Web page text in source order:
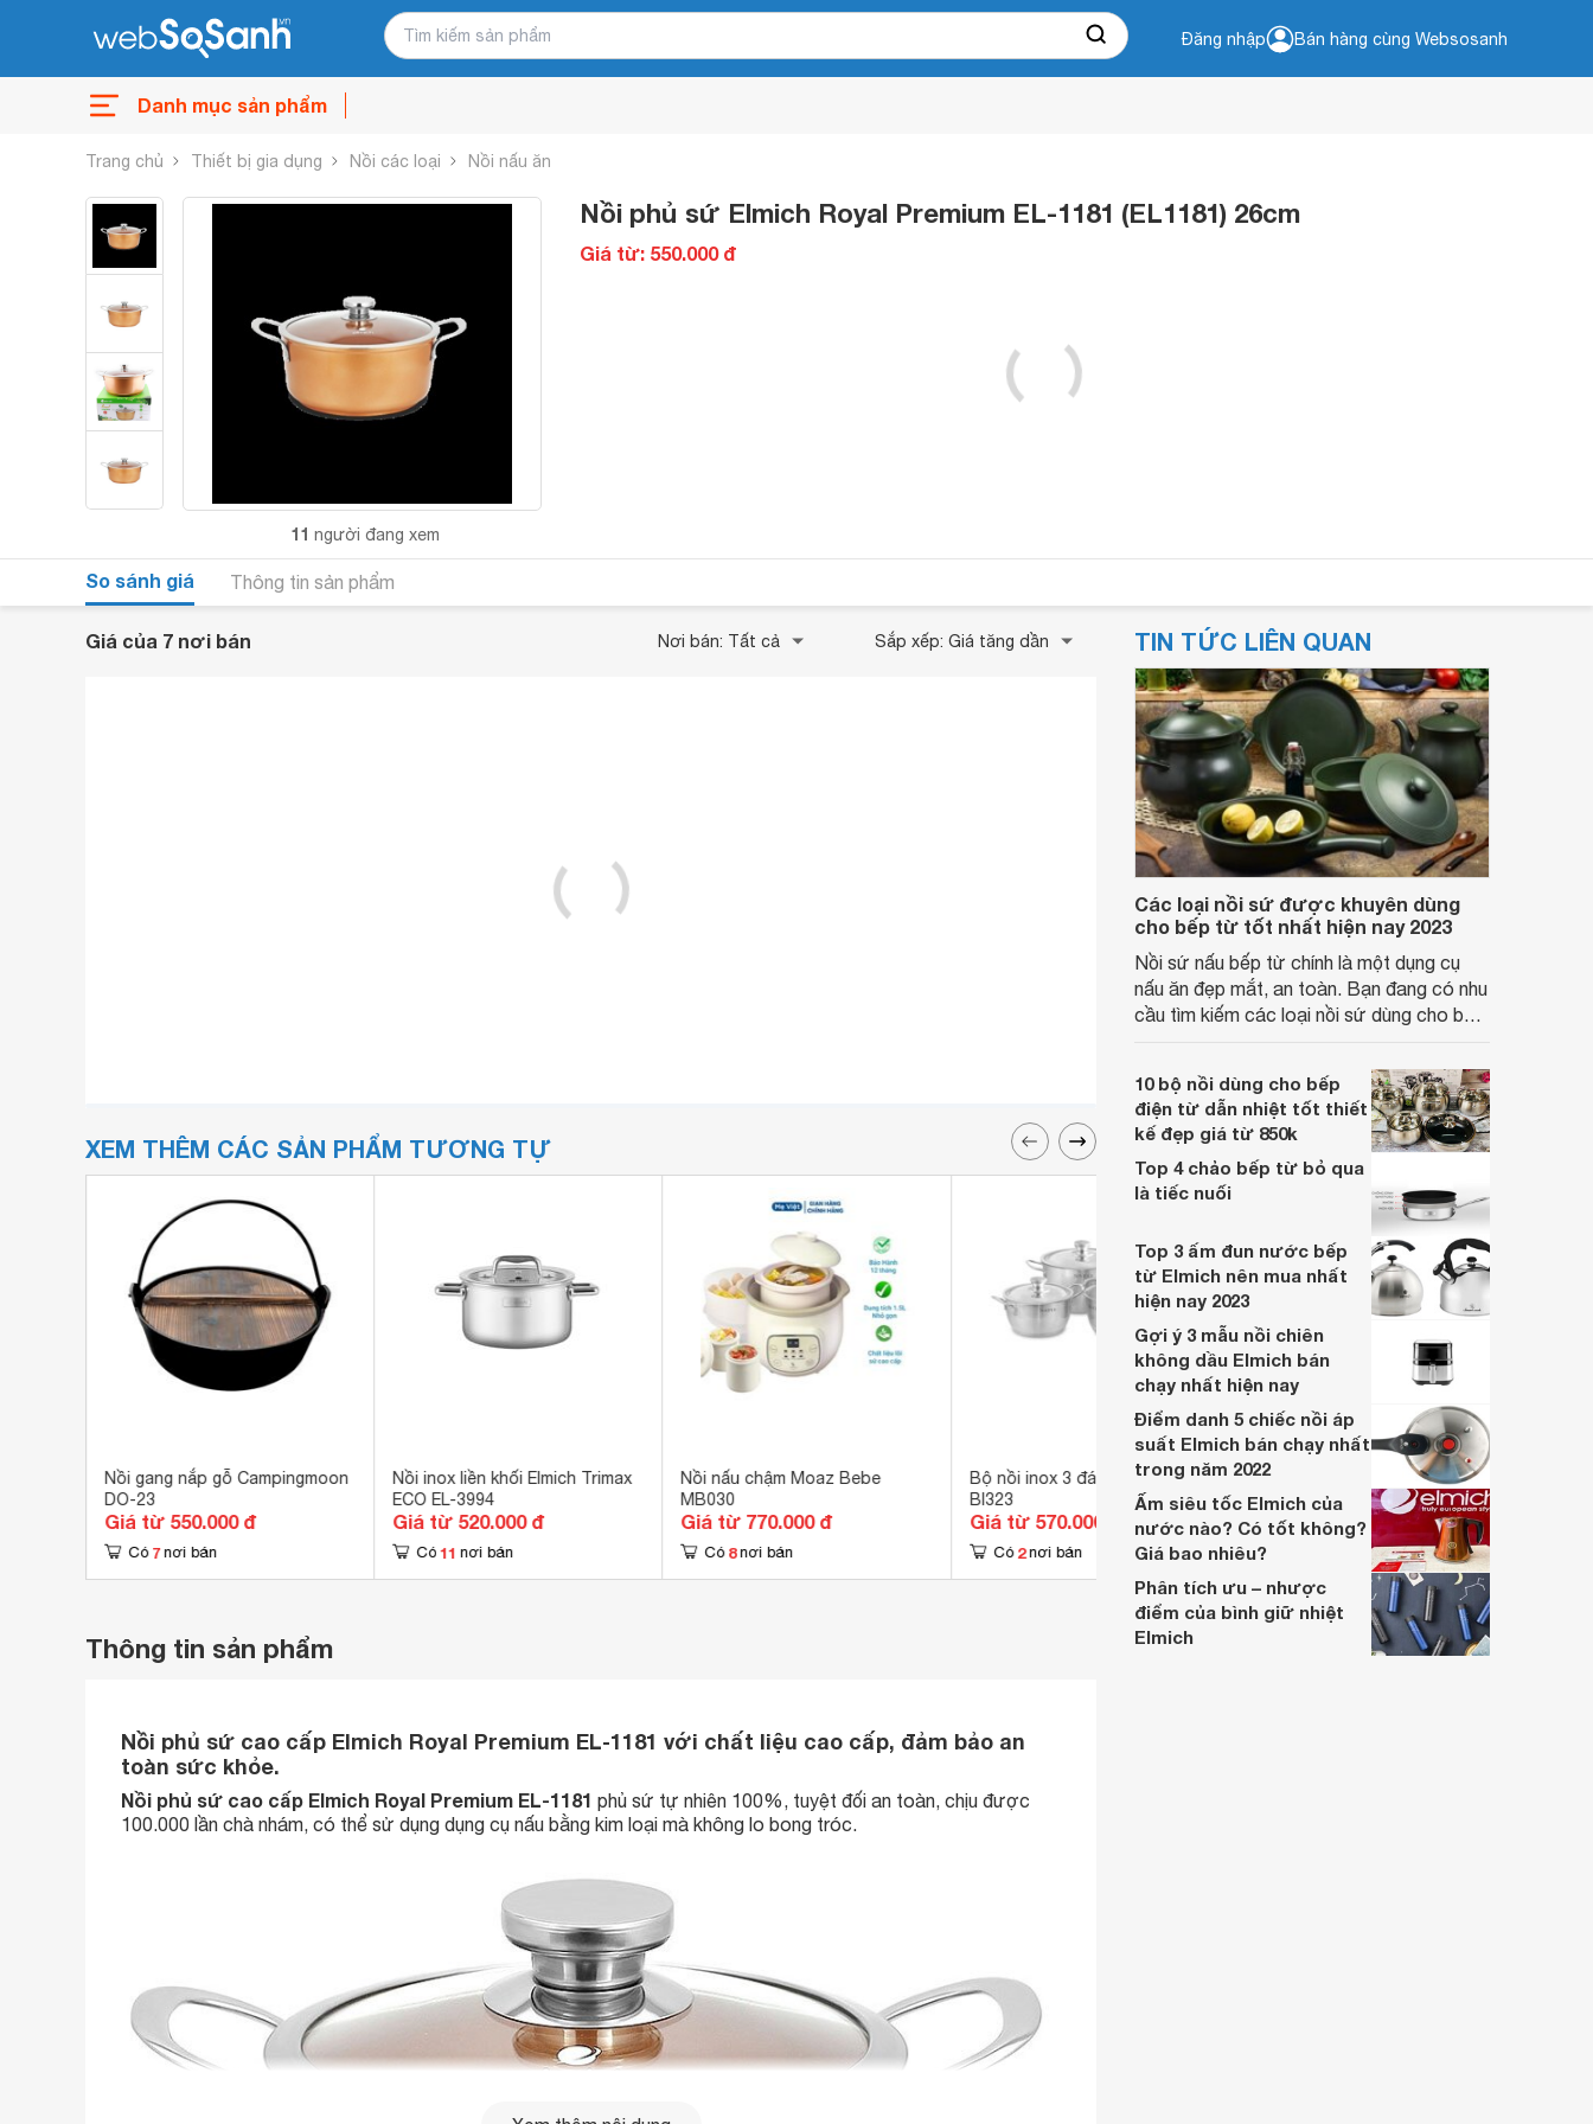
Đăng nhập Bán hàng cùng Websosanh
Danh mục sản phẩm
Trang chủ Thiết bị gia dụng Nồi các loại Nồi nấu ăn
11 người đang xem
Nồi phủ sứ Elmich Royal Premium EL-1181 (EL1181) 26cm
Giá từ: 550.000 đ
So sánh giá Thông tin sản phẩm
Giá của 7 nơi bán Nơi bán: Tất cả Sắp xếp: Giá tăng dần
XEM THÊM CÁC SẢN PHẨM TƯƠNG TỰ
Nồi gang nắp gỗ Campingmoon
DO-23
Giá từ 550.000 đ
Có 7 nơi bán
Nồi inox liền khối Elmich Trimax
ECO EL-3994
Giá từ 520.000 đ
Có 11 nơi bán
Nồi nấu chậm Moaz Bebe
MB030
Giá từ 770.000 đ
Có 8 nơi bán
Bộ nồi inox 3 đáy Sato ST-
BI323
Giá từ 570.000 đ
Có 2 nơi bán
Bộ nồi chảo ấm inox Kangaroo
KG998M
Giá từ 630.000 đ
Thông tin sản phẩm
Nồi phủ sứ cao cấp Elmich Royal Premium EL-1181 với chất liệu cao cấp, đảm bảo an
toàn sức khỏe.
Nồi phủ sứ cao cấp Elmich Royal Premium EL-1181 phủ sứ tự nhiên 100%, tuyệt đối an toàn, chịu được
100.000 lần chà nhám, có thể sử dụng dụng cụ nấu bằng kim loại mà không lo bong tróc.
TIN TỨC LIÊN QUAN
Các loại nồi sứ được khuyên dùng
cho bếp từ tốt nhất hiện nay 2023
Nồi sứ nấu bếp từ chính là một dụng cụ
nấu ăn đẹp mắt, an toàn. Bạn đang có nhu
cầu tìm kiếm các loại nồi sứ dùng cho bếp
nấu được trên bếp từ, vừa thẩm mỹ vừa
tốt cho sức khỏe.
10 bộ nồi dùng cho bếp
điện từ dẫn nhiệt tốt thiết
kế đẹp giá từ 850k
Top 4 chảo bếp từ bỏ qua
là tiếc nuối
Top 3 ấm đun nước bếp
từ Elmich nên mua nhất
hiện nay 2023
Gợi ý 3 mẫu nồi chiên
không dầu Elmich bán
chạy nhất hiện nay
Điểm danh 5 chiếc nồi áp
suất Elmich bán chạy nhất
trong năm 2022
Ấm siêu tốc Elmich của
nước nào? Có tốt không?
Giá bao nhiêu?
Phân tích ưu – nhược
điểm của bình giữ nhiệt
Elmich